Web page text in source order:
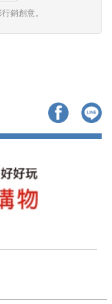
銷創意。